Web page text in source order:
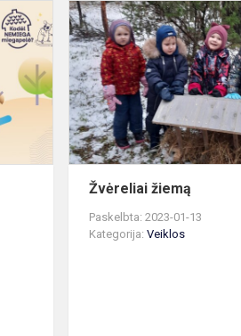
Interaktyvi
pamoka
„Kodėl
nemiega
miegapelė?“
Žvėreliai žiemą
Paskelbta: 2023-01-13
Kategorija:Veiklos